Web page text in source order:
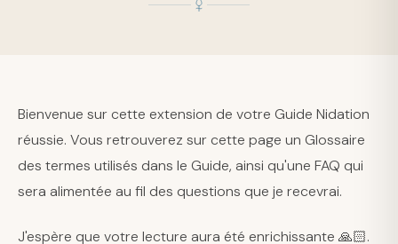
Bienvenue sur cette extension de votre Guide Nidation
réussie. Vous retrouverez sur cette page un Glossaire
des termes utilisés dans le Guide, ainsi qu'une FAQ qui
sera alimentée au fil des questions que je recevrai.
J'espère que votre lecture aura été enrichissante 🙏🏻.